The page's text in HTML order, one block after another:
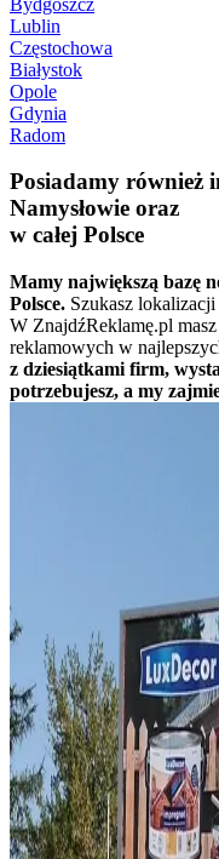
Lublin
Częstochowa
Białystok
Opole
Gdynia
Radom
Posiadamy również
Namysłowie oraz
w całej Polsce
Mamy największą bazę
Polsce. Szukasz
W ZnajdźReklamę.pl
reklamowych w
z dziesiątkami firm,
potrzebujesz, a my